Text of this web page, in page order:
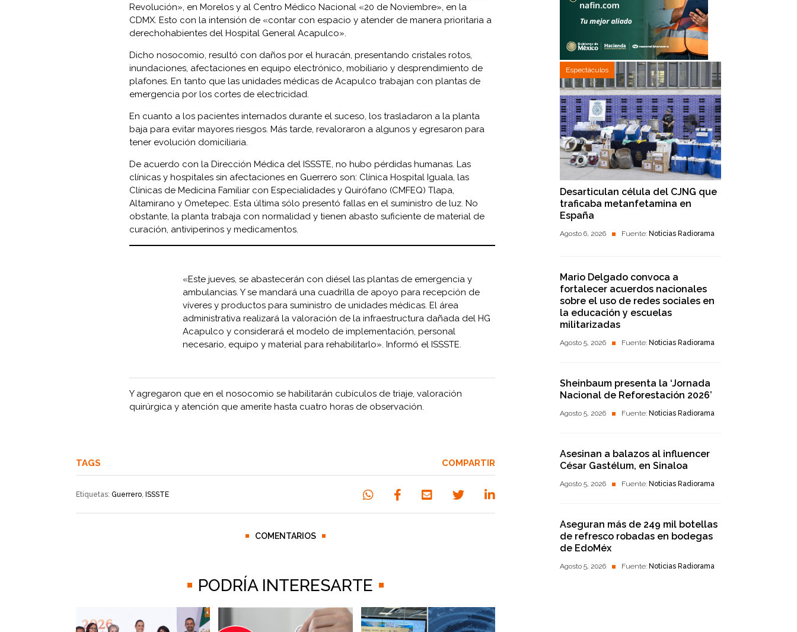
Revolución», en Morelos y al Centro Médico Nacional «20 de Noviembre», en la
CDMX. Esto con la intensión de «contar con espacio y atender de manera prioritaria a
derechohabientes del Hospital General Acapulco».
Dicho nosocomio, resultó con daños por el huracán, presentando cristales rotos,
inundaciones, afectaciones en equipo electrónico, mobiliario y desprendimiento de
plafones. En tanto que las unidades médicas de Acapulco trabajan con plantas de
emergencia por los cortes de electricidad.
En cuanto a los pacientes internados durante el suceso, los trasladaron a la planta
baja para evitar mayores riesgos. Más tarde, revaloraron a algunos y egresaron para
tener evolución domiciliaria.
De acuerdo con la Dirección Médica del ISSSTE, no hubo pérdidas humanas. Las
clínicas y hospitales sin afectaciones en Guerrero son: Clínica Hospital Iguala, las
Clínicas de Medicina Familiar con Especialidades y Quirófano (CMFEQ) Tlapa,
Altamirano y Ometepec. Esta última sólo presentó fallas en el suministro de luz. No
obstante, la planta trabaja con normalidad y tienen abasto suficiente de material de
curación, antiviperinos y medicamentos.
«Este jueves, se abastecerán con diésel las plantas de emergencia y
ambulancias. Y se mandará una cuadrilla de apoyo para recepción de
víveres y productos para suministro de unidades médicas. El área
administrativa realizará la valoración de la infraestructura dañada del HG
Acapulco y considerará el modelo de implementación, personal
necesario, equipo y material para rehabilitarlo». Informó el ISSSTE.
Y agregaron que en el nosocomio se habilitarán cubículos de triaje, valoración
quirúrgica y atención que amerite hasta cuatro horas de observación.
TAGS
Etiquetas: Guerrero ISSSTE
COMPARTIR
COMENTARIOS
PODRÍA INTERESARTE
Espectáculos
Desarticulan célula del CJNG que
traficaba metanfetamina en
España
Agosto 6, 2026 Fuente: Noticias Radiorama
Mario Delgado convoca a
fortalecer acuerdos nacionales
sobre el uso de redes sociales en
la educación y escuelas
militarizadas
Agosto 5, 2026 Fuente: Noticias Radiorama
Sheinbaum presenta la ‘Jornada
Nacional de Reforestación 2026’
Agosto 5, 2026 Fuente: Noticias Radiorama
Asesinan a balazos al influencer
César Gastélum, en Sinaloa
Agosto 5, 2026 Fuente: Noticias Radiorama
Aseguran más de 249 mil botellas
de refresco robadas en bodegas
de EdoMéx
Agosto 5, 2026 Fuente: Noticias Radiorama